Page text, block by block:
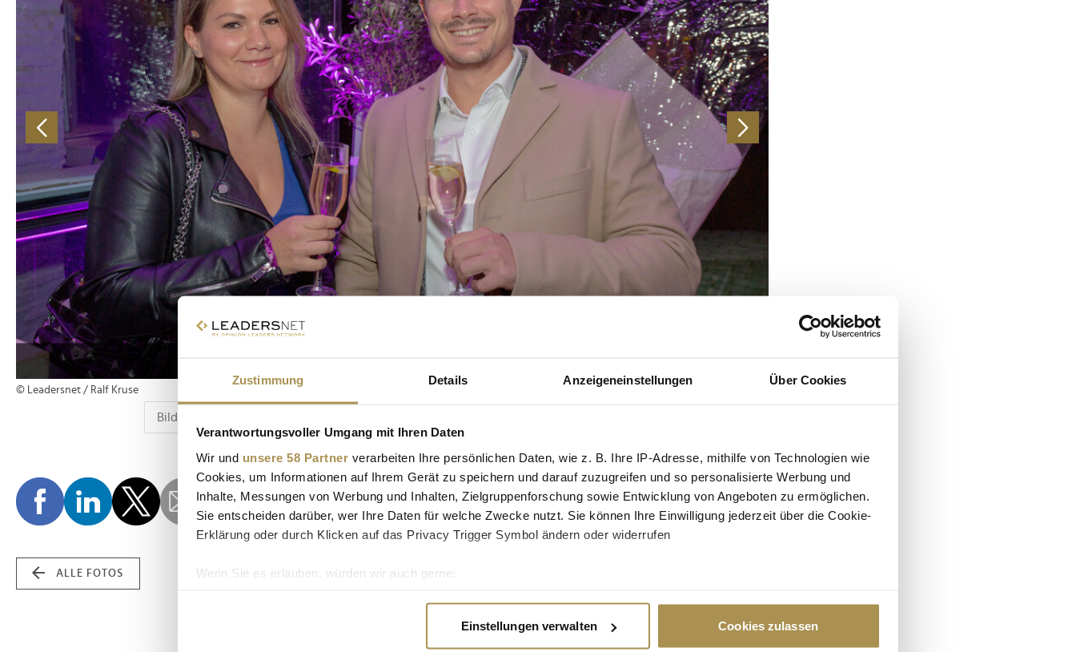
Zustimmung Details Anzeigeneinstellungen Über Cookies
Verantwortungsvoller Umgang mit Ihren Daten
Wir und unsere 58 Partner verarbeiten Ihre persönlichen Daten, wie z. B. Ihre IP-Adresse, mithilfe von Technologien wie
Cookies, um Informationen auf Ihrem Gerät zu speichern und darauf zuzugreifen und so personalisierte Werbung und
Inhalte, Messungen von Werbung und Inhalten, Zielgruppenforschung sowie Entwicklung von Angeboten zu ermöglichen.
Sie entscheiden darüber, wer Ihre Daten für welche Zwecke nutzt. Sie können Ihre Einwilligung jederzeit über die Cookie-
Erklärung oder durch Klicken auf das Privacy Trigger Symbol ändern oder widerrufen
Wenn Sie es erlauben, würden wir auch gerne:
Erfahren Sie mehr darüber, wie Ihre persönlichen Daten verarbeitet werden, und legen Sie Ihre Präferenzen im
Einstellungen verwalten Cookies zulassen
© Leadersnet / Ralf Kruse
ALLE FOTOS
Advertisement